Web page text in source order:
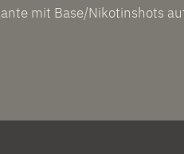
mit Base/Nikotinshots